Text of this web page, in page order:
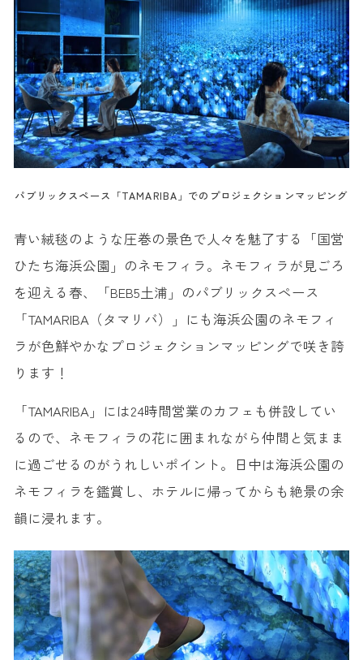
パブリックスペース「TAMARIBA」でのプロジェクションマッピング
青い絨毯のような圧巻の景色で人々を魅了する「国営
ひたち海浜公園」のネモフィラ。ネモフィラが見ごろ
を迎える春、「BEB5土浦」のパブリックスペース
「TAMARIBA（タマリバ）」にも海浜公園のネモフィ
ラが色鮮やかなプロジェクションマッピングで咲き誇
ります！
「TAMARIBA」には24時間営業のカフェも併設してい
るので、ネモフィラの花に囲まれながら仲間と気まま
に過ごせるのがうれしいポイント。日中は海浜公園の
ネモフィラを鑑賞し、ホテルに帰ってからも絶景の余
韻に浸れます。